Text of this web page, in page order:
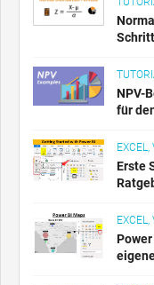
NPV-
für
EXCEL,
Erste
EXCEL,